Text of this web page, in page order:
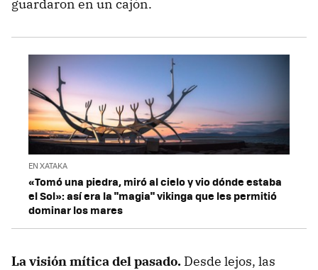
guardaron en un cajón.
EN XATAKA
«Tomó una piedra, miró al cielo y vio dónde estaba
el Sol»: así era la "magia" vikinga que les permitió
dominar los mares
La visión mítica del pasado. Desde lejos, las